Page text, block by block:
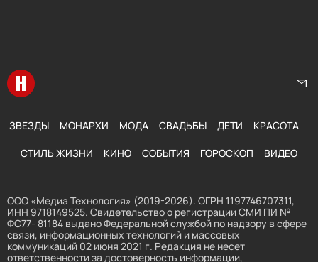
Перейти на главную
ЗВЕЗДЫ МОНАРХИ МОДА СВАДЬБЫ ДЕТИ КРАСОТА
СТИЛЬ ЖИЗНИ КИНО СОБЫТИЯ ГОРОСКОП ВИДЕО
ООО «Медиа Технология» (2019-2026). ОГРН 1197746707311,
ИНН 9718149525. Свидетельство о регистрации СМИ ПИ №
ФС77- 81184 выдано Федеральной службой по надзору в сфере
связи, информационных технологий и массовых
коммуникаций 02 июня 2021 г. Редакция не несет
ответственности за достоверность информации,